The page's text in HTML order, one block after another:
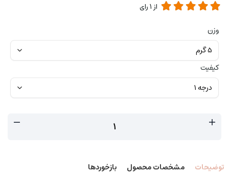
از 1رای
وزن
کیفیت
توضیحات مشخصات محصول بازخوردها